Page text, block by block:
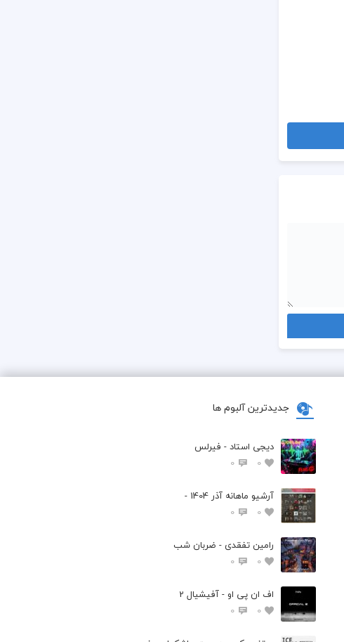
جدیدترین آلبوم ها
دیجی استاد - فیرلس
0
0
آرشیو ماهانه آذر 1404 -
0
0
رامین تفقدی - ضربان شب
0
0
اف ان پی او - آفیشیال 2
0
0